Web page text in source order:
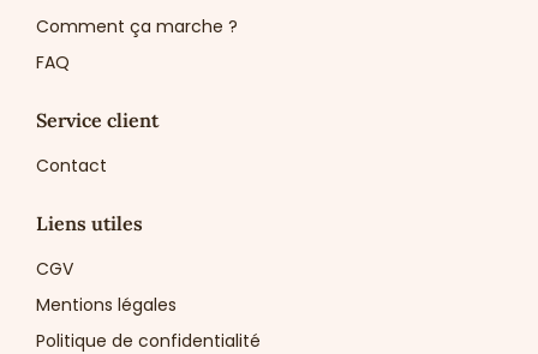
Comment ça marche ?
FAQ
Service client
Contact
Liens utiles
CGV
Mentions légales
Politique de confidentialité